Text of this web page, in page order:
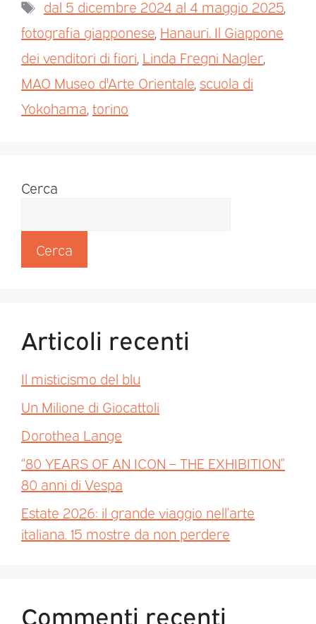
dal 5 dicembre 2024 al 4 maggio 2025
fotografia giapponese Hanauri. Il Giappone
dei venditori di fiori Linda Fregni Nagler
MAO Museo d'Arte Orientale scuola di
Yokohama torino
Cerca
Cerca
Articoli recenti
Il misticismo del blu
Un Milione di Giocattoli
Dorothea Lange
“80 YEARS OF AN ICON – THE EXHIBITION”
80 anni di Vespa
Estate 2026: il grande viaggio nell’arte
italiana. 15 mostre da non perdere
Commenti recenti